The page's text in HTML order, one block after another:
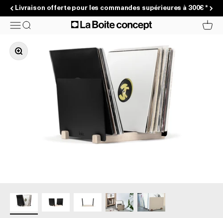
Passer au contenu
Livraison offerte pour les commandes supérieures à 300€ *
MenuRecherche La Boite concept Panier
Zoomer sur l'image